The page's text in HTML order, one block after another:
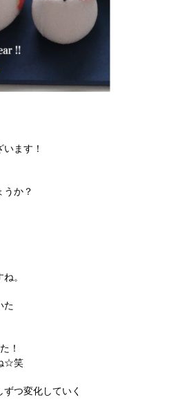
ます！
か？
。
た
！
☆笑
つ変化していく